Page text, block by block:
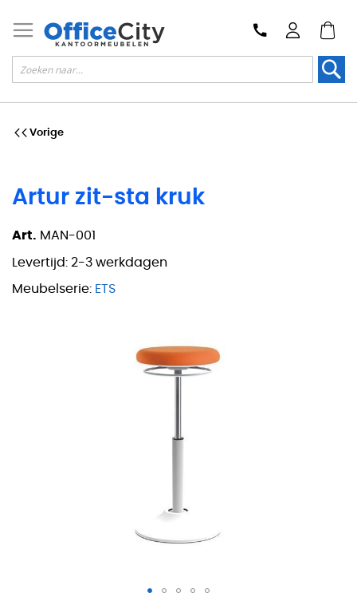
Artur zit-sta kruk
Art. MAN-001
Levertijd: 2-3 werkdagen
Meubelserie: ETS
Artur zit-sta kruk
Vorige